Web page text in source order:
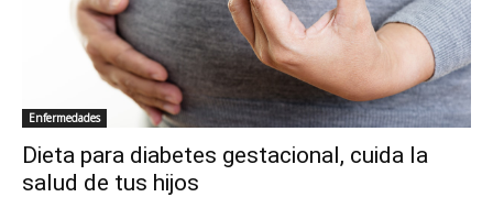
Enfermedades
Dieta para diabetes gestacional, cuida la
salud de tus hijos